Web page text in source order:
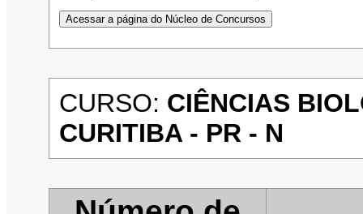
CURSO: CIÊNCIAS
CURITIBA - PR - N